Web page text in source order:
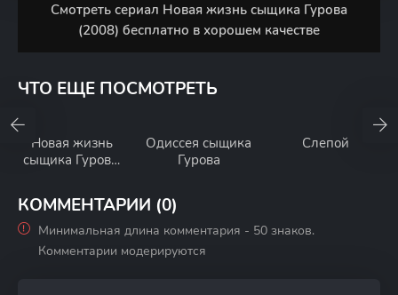
Смотреть сериал Новая жизнь сыщика Гурова
(2008) бесплатно в хорошем качестве
ЧТО ЕЩЕ ПОСМОТРЕТЬ
Новая жизнь
сыщика Гурова.
Одиссея сыщика
Гурова
Слепой
КОММЕНТАРИИ (0)
Минимальная длина комментария - 50 знаков.
Комментарии модерируются